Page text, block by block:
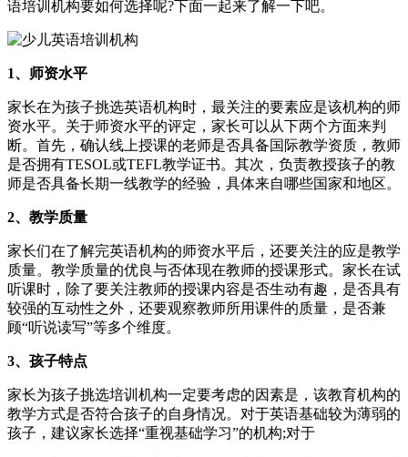
语培训机构要如何选择呢?下面一起来了解一下吧。
1、师资水平
家长在为孩子挑选英语机构时，最关注的要素应是该机构的师
资水平。关于师资水平的评定，家长可以从下两个方面来判
断。首先，确认线上授课的老师是否具备国际教学资质，教师
是否拥有TESOL或TEFL教学证书。其次，负责教授孩子的教
师是否具备长期一线教学的经验，具体来自哪些国家和地区。
2、教学质量
家长们在了解完英语机构的师资水平后，还要关注的应是教学
质量。教学质量的优良与否体现在教师的授课形式。家长在试
听课时，除了要关注教师的授课内容是否生动有趣，是否具有
较强的互动性之外，还要观察教师所用课件的质量，是否兼
顾“听说读写”等多个维度。
3、孩子特点
家长为孩子挑选培训机构一定要考虑的因素是，该教育机构的
教学方式是否符合孩子的自身情况。对于英语基础较为薄弱的
孩子，建议家长选择“重视基础学习”的机构;对于